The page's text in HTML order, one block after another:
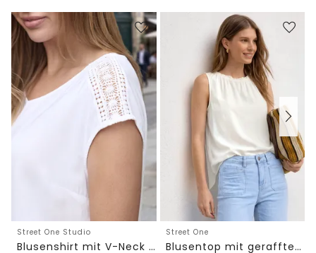
Street One Studio
Blusenshirt mit V-Neck und Spitze
Street One
Blusentop mit gerafftem Rundhals